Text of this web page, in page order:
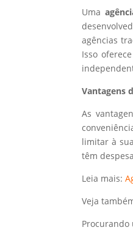
Uma
agências
Isso
Vantagens
As
limitar à
têm
Leia mais:
Veja
Procurando